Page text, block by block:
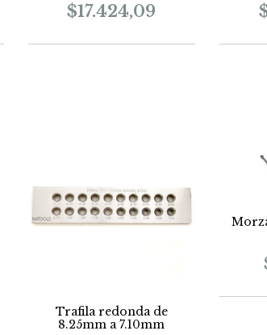
$17.424,09
Trafila redonda de
8.25mm a 7.10mm